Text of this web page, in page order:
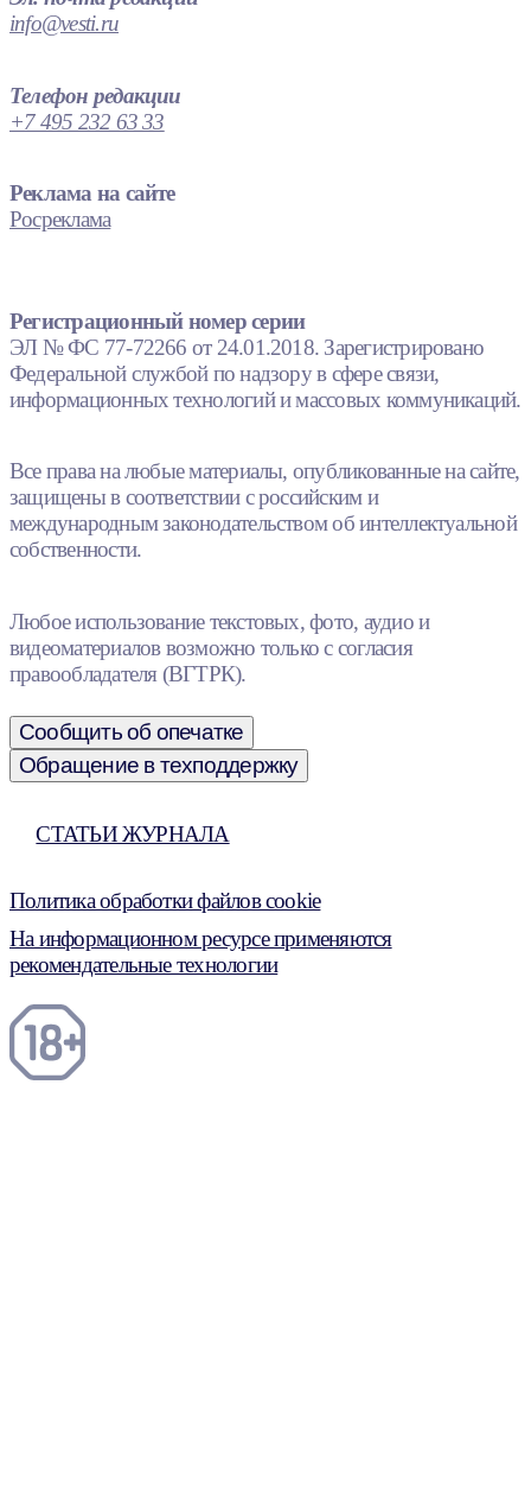
info@vesti.ru
Телефон редакции
+7 495 232 63 33
Реклама на сайте
Росреклама
Регистрационный номер серии
ЭЛ № ФС 77-72266 от 24.01.2018. Зарегистрировано
Федеральной службой по надзору в сфере связи,
информационных технологий и массовых коммуникаций.
Все права на любые материалы, опубликованные на сайте,
защищены в соответствии с российским и
международным законодательством об интеллектуальной
собственности.
Любое использование текстовых, фото, аудио и
видеоматериалов возможно только с согласия
правообладателя (ВГТРК).
Сообщить об опечатке
Обращение в техподдержку
СТАТЬИ ЖУРНАЛА
Политика обработки файлов cookie
На информационном ресурсе применяются
рекомендательные технологии